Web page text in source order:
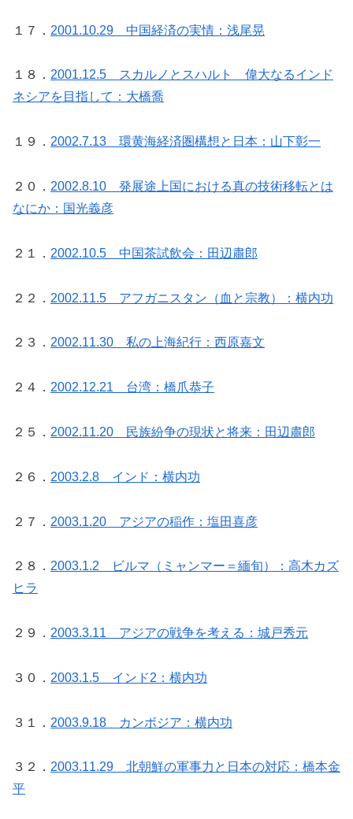
１７． 2001.10.29 中国経済の実情：浅尾晃
１８． 2001.12.5 スカルノとスハルト 偉大なるインド
ネシアを目指して：大橋喬
１９． 2002.7.13 環黄海経済圏構想と日本：山下彰一
２０． 2002.8.10 発展途上国における真の技術移転とは
なにか：国光義彦
２１． 2002.10.5 中国茶試飲会：田辺肅郎
２２． 2002.11.5 アフガニスタン（血と宗教）：横内功
２３． 2002.11.30 私の上海紀行：西原嘉文
２４． 2002.12.21 台湾：橋爪恭子
２５． 2002.11.20 民族紛争の現状と将来：田辺肅郎
２６． 2003.2.8 インド：横内功
２７． 2003.1.20 アジアの稲作：塩田喜彦
２８． 2003.1.2 ビルマ（ミャンマー＝緬旬）：高木カズ
ヒラ
２９． 2003.3.11 アジアの戦争を考える：城戸秀元
３０． 2003.1.5 インド2：横内功
３１． 2003.9.18 カンボジア：横内功
３２． 2003.11.29 北朝鮮の軍事力と日本の対応：橋本金
平